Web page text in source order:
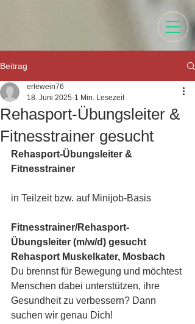
Beitrag
Rehasport-Übungsleiter &
Fitnesstrainer gesucht
erlewein76
18. Juni 2025 1 Min. Lesezeit
Rehasport-Übungsleiter &
Fitnesstrainer
in Teilzeit bzw. auf Minijob-Basis
Fitnesstrainer/Rehasport-
Übungsleiter (m/w/d) gesucht
Rehasport Muskelkater, Mosbach
Du brennst für Bewegung und möchtest
Menschen dabei unterstützen, ihre
Gesundheit zu verbessern? Dann
suchen wir genau Dich!